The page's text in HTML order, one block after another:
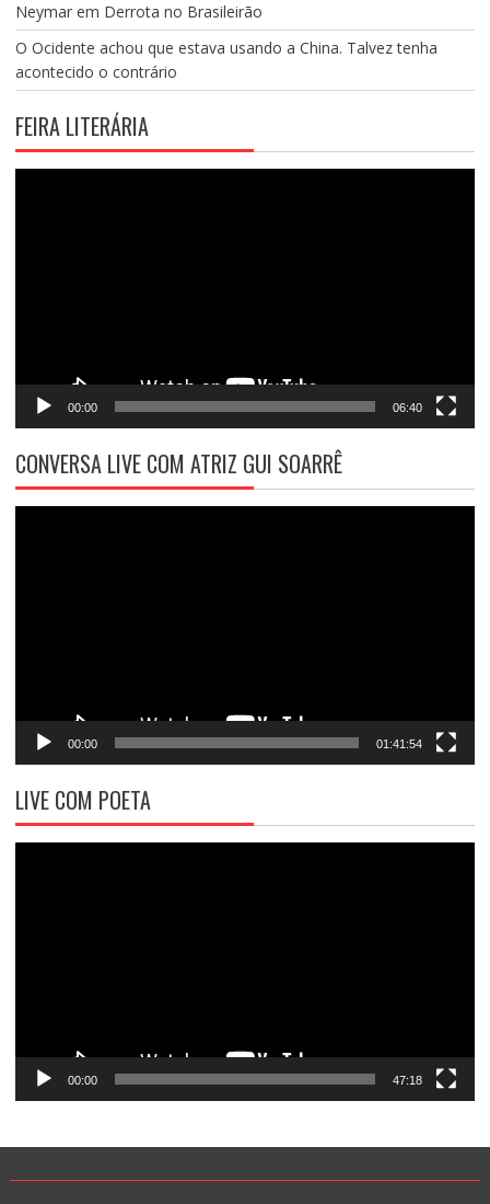
Neymar em Derrota no Brasileirão
O Ocidente achou que estava usando a China. Talvez tenha
acontecido o contrário
FEIRA LITERÁRIA
00:00 06:40
CONVERSA LIVE COM ATRIZ GUI SOARRÊ
00:00 01:41:54
LIVE COM POETA
00:00 47:18